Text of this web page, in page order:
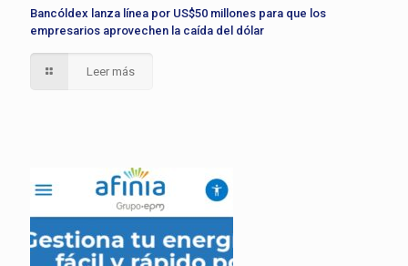
Bancóldex lanza línea por US$50 millones para que los
empresarios aprovechen la caída del dólar
Leer más